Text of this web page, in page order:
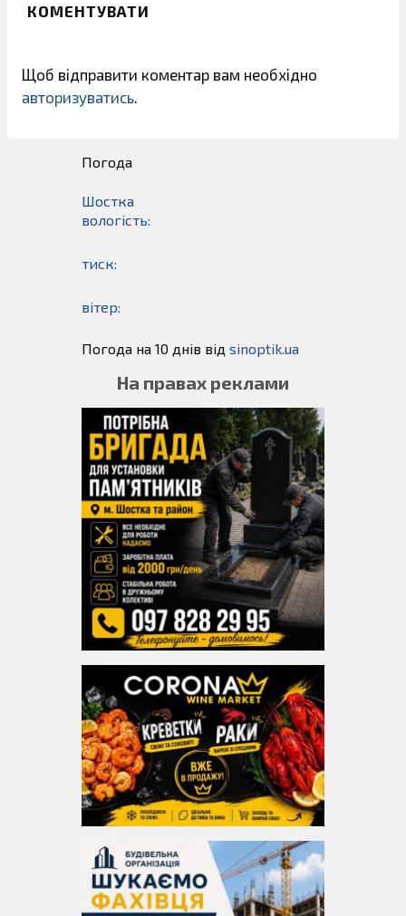
КОМЕНТУВАТИ
Щоб відправити коментар вам необхідно
авторизуватись
Погода
Шостка
вологість:
тиск:
вітер:
Погода на 10 днів від sinoptik.ua
На правах реклами